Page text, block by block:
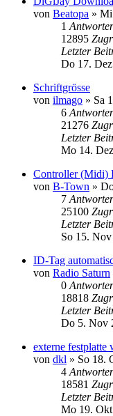
von Beatopa »
1
12895
Letzter
Do 17.
Schriftgrösse
von ilmago » Sa
6
21276
Letzter
Mo 14.
Controller (Midi)
von B-Town »
7
25100
Letzter
So 15.
ID-Tag
von Radio Saturn
0
18818
Letzter
Do 5. Nov
externe festplatte
von dkl » So 18.
4
18581
Letzter
Mo 19.